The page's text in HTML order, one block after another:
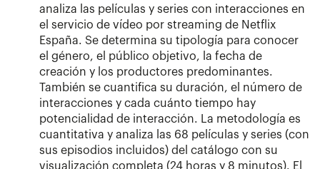
analiza las películas y series con interacciones en
el servicio de vídeo por streaming de Netflix
España. Se determina su tipología para conocer
el género, el público objetivo, la fecha de
creación y los productores predominantes.
También se cuantifica su duración, el número de
interacciones y cada cuánto tiempo hay
potencialidad de interacción. La metodología es
cuantitativa y analiza las 68 películas y series (con
sus episodios incluidos) del catálogo con su
visualización completa (24 horas y 8 minutos). El